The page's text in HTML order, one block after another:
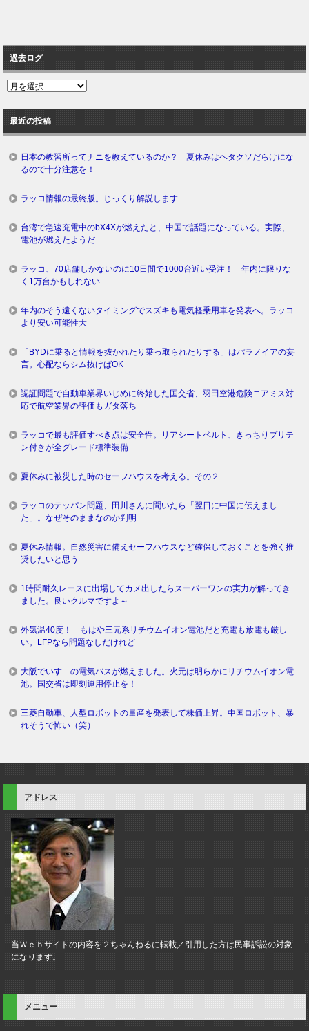
過去ログ
過
ロ
グ
最近の投稿
日本の教習所ってナニを教えているのか？ 夏休みはヘタクソだらけにな
るので十分注意を！
ラッコ情報の最終版。じっくり解説します
台湾で急速充電中のbX4Xが燃えたと、中国で話題になっている。実際、
電池が燃えたようだ
ラッコ、70店舗しかないのに10日間で1000台近い受注！ 年内に限りな
く1万台かもしれない
年内のそう遠くないタイミングでスズキも電気軽乗用車を発表へ。ラッコ
より安い可能性大
「BYDに乗ると情報を抜かれたり乗っ取られたりする」はパラノイアの妄
言。心配ならシム抜けばOK
認証問題で自動車業界いじめに終始した国交省、羽田空港危険ニアミス対
応で航空業界の評価もガタ落ち
ラッコで最も評価すべき点は安全性。リアシートベルト、きっちりプリテ
ン付きが全グレード標準装備
夏休みに被災した時のセーフハウスを考える。その２
ラッコのテッパン問題、田川さんに聞いたら「翌日に中国に伝えまし
た」。なぜそのままなのか判明
夏休み情報。自然災害に備えセーフハウスなど確保しておくことを強く推
奨したいと思う
1時間耐久レースに出場してカメ出したらスーパーワンの実力が解ってき
ました。良いクルマですよ～
外気温40度！ もはや三元系リチウムイオン電池だと充電も放電も厳し
い。LFPなら問題なしだけれど
大阪でいすゞの電気バスが燃えました。火元は明らかにリチウムイオン電
池。国交省は即刻運用停止を！
三菱自動車、人型ロボットの量産を発表して株価上昇。中国ロボット、暴
れそうで怖い（笑）
アドレス
当Ｗｅｂサイトの内容を２ちゃんねるに転載／引用した方は民事訴訟の対象
になります。
メニュー